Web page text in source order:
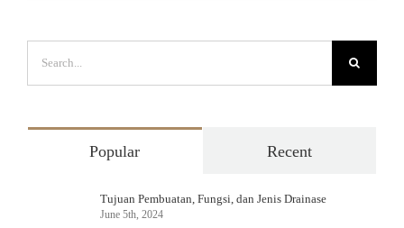
for:
Popular Recent
Tujuan Pembuatan, Fungsi, dan Jenis Drainase
June 5th, 2024